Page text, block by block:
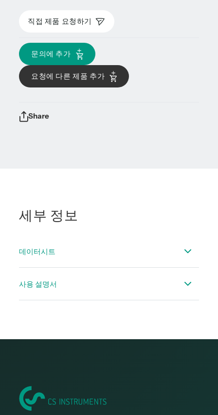
직접 제품 요청하기
문의에 추가
요청에 다른 제품 추가
Share
세부 정보
데이터시트
사용 설명서